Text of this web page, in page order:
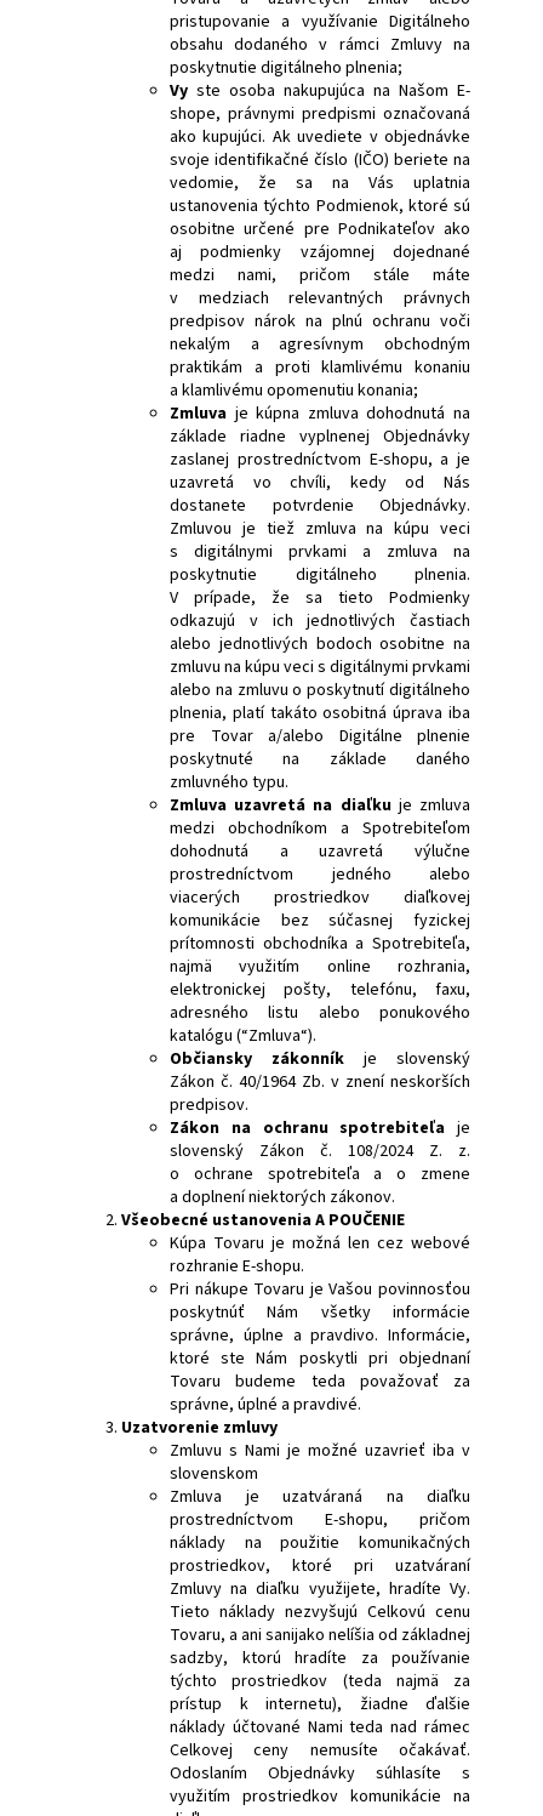
pristupovanie a využívanie Digitálneho
obsahu dodaného v rámci Zmluvy na
poskytnutie digitálneho plnenia;
Vy ste osoba nakupujúca na Našom E-
shope, právnymi predpismi označovaná
ako kupujúci. Ak uvediete v objednávke
svoje identifikačné číslo (IČO) beriete na
vedomie, že sa na Vás uplatnia
ustanovenia týchto Podmienok, ktoré sú
osobitne určené pre Podnikateľov ako
aj podmienky vzájomnej dojednané
medzi nami, pričom stále máte
v medziach relevantných právnych
predpisov nárok na plnú ochranu voči
nekalým a agresívnym obchodným
praktikám a proti klamlivému konaniu
a klamlivému opomenutiu konania;
Zmluva je kúpna zmluva dohodnutá na
základe riadne vyplnenej Objednávky
zaslanej prostredníctvom E‑shopu, a je
uzavretá vo chvíli, kedy od Nás
dostanete potvrdenie Objednávky.
Zmluvou je tiež zmluva na kúpu veci
s digitálnymi prvkami a zmluva na
poskytnutie digitálneho plnenia.
V prípade, že sa tieto Podmienky
odkazujú v ich jednotlivých častiach
alebo jednotlivých bodoch osobitne na
zmluvu na kúpu veci s digitálnymi prvkami
alebo na zmluvu o poskytnutí digitálneho
plnenia, platí takáto osobitná úprava iba
pre Tovar a/alebo Digitálne plnenie
poskytnuté na základe daného
zmluvného typu.
Zmluva uzavretá na diaľku je zmluva
medzi obchodníkom a Spotrebiteľom
dohodnutá a uzavretá výlučne
prostredníctvom jedného alebo
viacerých prostriedkov diaľkovej
komunikácie bez súčasnej fyzickej
prítomnosti obchodníka a Spotrebiteľa,
najmä využitím online rozhrania,
elektronickej pošty, telefónu, faxu,
adresného listu alebo ponukového
katalógu (“Zmluva“).
Občiansky zákonník je slovenský
Zákon č. 40/1964 Zb. v znení neskorších
predpisov.
Zákon na ochranu spotrebiteľa je
slovenský Zákon č. 108/2024 Z. z.
o ochrane spotrebiteľa a o zmene
a doplnení niektorých zákonov.
Všeobecné ustanovenia A POUČENIE
Kúpa Tovaru je možná len cez webové
rozhranie E-shopu.
Pri nákupe Tovaru je Vašou povinnosťou
poskytnúť Nám všetky informácie
správne, úplne a pravdivo. Informácie,
ktoré ste Nám poskytli pri objednaní
Tovaru budeme teda považovať za
správne, úplné a pravdivé.
Uzatvorenie zmluvy
Zmluvu s Nami je možné uzavrieť iba v
slovenskom
Zmluva je uzatváraná na diaľku
prostredníctvom E-shopu, pričom
náklady na použitie komunikačných
prostriedkov, ktoré pri uzatváraní
Zmluvy na diaľku využijete, hradíte Vy.
Tieto náklady nezvyšujú Celkovú cenu
Tovaru, a ani sanijako nelíšia od základnej
sadzby, ktorú hradíte za používanie
týchto prostriedkov (teda najmä za
prístup k internetu), žiadne ďalšie
náklady účtované Nami teda nad rámec
Celkovej ceny nemusíte očakávať.
Odoslaním Objednávky súhlasíte s
využitím prostriedkov komunikácie na